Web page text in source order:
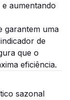
aumentando
garantem uma
de
que o
eficiência.
sazonal